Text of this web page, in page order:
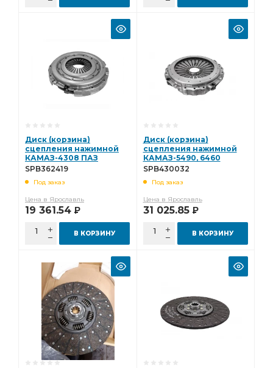
Диск (корзина)
сцепления нажимной
КАМАЗ-4308 ПАЗ
Вектор NEXT с дв.
3482000419) Starco
SPB362419
Под заказ
Цена в Ярославль
19 361.54 Р
В КОРЗИНУ
Диск (корзина)
сцепления нажимной
КАМАЗ-5490, 6460
МАЗ-631208, 643008
Starco SPB430032
SPB430032
Под заказ
Цена в Ярославль
31 025.85 Р
В КОРЗИНУ